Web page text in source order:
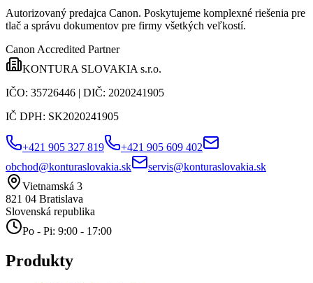
Autorizovaný predajca Canon. Poskytujeme komplexné riešenia pre
tlač a správu dokumentov pre firmy všetkých veľkostí.
Canon Accredited Partner
KONTURA SLOVAKIA s.r.o.
IČO: 35726446 | DIČ: 2020241905
IČ DPH: SK2020241905
+421 905 327 819
+421 905 609 402
obchod@konturaslovakia.sk
servis@konturaslovakia.sk
Vietnamská 3
821 04 Bratislava
Slovenská republika
Po - Pi: 9:00 - 17:00
Produkty